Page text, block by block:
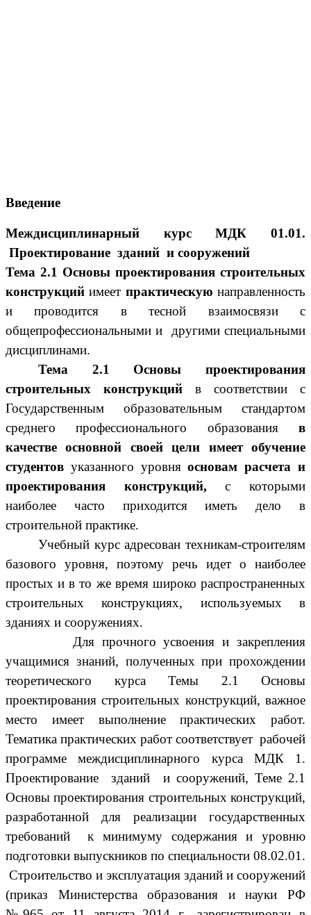
Введение
Междисциплинарный курс МДК 01.01.
Проектирование зданий и сооружений
Тема 2.1 Основы проектирования строительных
конструкций имеет практическую направленность
и проводится в тесной взаимосвязи с
общепрофессиональными и другими специальными
дисциплинами.
Тема 2.1
Основы проектирования
строительных конструкций в соответствии с
Государственным образовательным стандартом
среднего профессионального образования в
качестве основной своей цели имеет обучение
студентов указанного уровняосновам расчета и
проектирования конструкций,с которыми
наиболее часто приходится иметь дело в
строительной практике.
Учебный курс адресован техникам-строителям
базового уровня, поэтому речь идет о наиболее
простых и в то же время широко распространенных
строительных конструкциях, используемых в
зданиях и сооружениях.
Для прочного усвоения и закрепления
учащимися знаний, полученных при прохождении
теоретического курса
Темы 2.1 Основы
проектирования строительных конструкций, важное
место имеет выполнение практических работ.
Тематика практических работ соответствует рабочей
программе
междисциплинарного курса МДК 1.
Проектирование зданий и сооружений, Теме 2.1
Основы проектирования строительных конструкций,
разработанной для реализации государственных
требований к минимуму содержания и уровню
подготовки выпускников по специальности 08.02.01.
Строительство и эксплуатация зданий и сооружений
(приказ Министерства образования и науки РФ